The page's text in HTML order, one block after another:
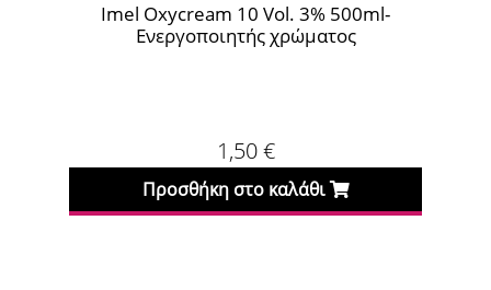
Imel Oxycream 10 Vol. 3% 500ml-
Ενεργοποιητής χρώματος
1,50€
Προσθήκη στο καλάθι